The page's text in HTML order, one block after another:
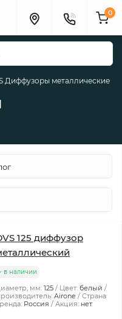
0
Диффузоры металлические
125 диффузор
в наличии
мм: 125 Цвет: белый
Airone
Страна
Россия Акция: нет